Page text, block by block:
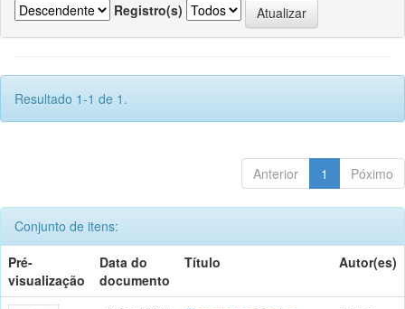
Registro(s)
Resultado 1-1 de 1.
Anterior 1 Póximo
Conjunto de itens:
Pré-
visualização
Data do
documento
Título Autor(es)